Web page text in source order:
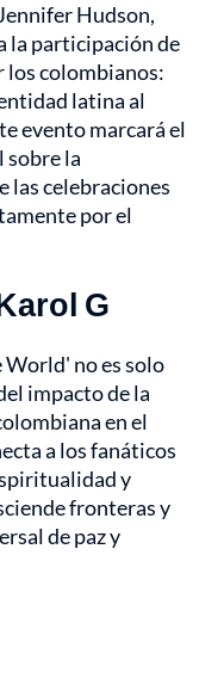
Hudson,
la participación de
los colombianos:
latina al
evento marcará el
sobre la
las celebraciones
por el
G
no es solo
impacto de la
en el
a los fanáticos
y
fronteras y
de paz y